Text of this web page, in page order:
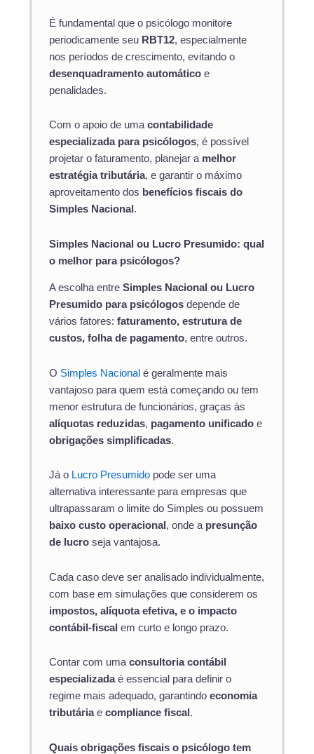
É fundamental que o psicólogo monitore
periodicamente seu RBT12, especialmente
nos períodos de crescimento, evitando o
desenquadramento automático e
penalidades.
Com o apoio de umacontabilidade
especializada para psicólogos, é possível
projetar o faturamento, planejar a melhor
estratégia tributária, e garantir o máximo
aproveitamento dos benefícios fiscais do
Simples Nacional .
Simples Nacional ou Lucro Presumido: qual
o melhor para psicólogos?
A escolha entre Simples Nacional ou Lucro
Presumido para psicólogos depende de
vários fatores: faturamento, estrutura de
custos, folha de pagamento, entre outros.
O Simples Nacional é geralmente mais
vantajoso para quem está começando ou tem
menor estrutura de funcionários, graças às
alíquotas reduzidas, pagamento unificado e
obrigações simplificadas.
Já o Lucro Presumido pode ser uma
alternativa interessante para empresas que
ultrapassaram o limite do Simples ou possuem
baixo custo operacional , onde a presunção
de lucro seja vantajosa.
Cada caso deve ser analisado individualmente,
com base em simulações que considerem os
impostos, alíquota efetiva, e o impacto
contábil-fiscal em curto e longo prazo.
Contar com umaconsultoria contábil
especializadaé essencial para definir o
regime mais adequado, garantindo economia
tributáriae compliance fiscal .
Quais obrigações fiscais o psicólogo tem